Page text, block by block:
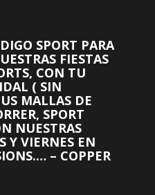
SPORT PARA
FIESTAS
CON TU
( SIN
MALLAS DE
SPORT
NUESTRAS
Y VIERNES EN
– COPPER